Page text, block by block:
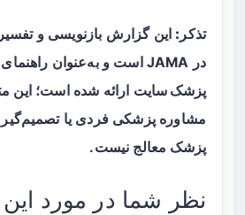
تذکر: این گزارش بازنویسی و
در JAMA است و به‌عنوان راهنمای عمومی تحریریه
پزشک سایت ارائه شده است؛ این
مشاوره پزشکی فردی یا
پزشک معالج نیست.
نظر شما در مورد